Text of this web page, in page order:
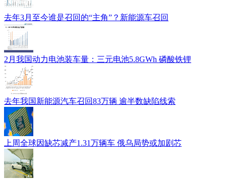
去年3月至今谁是召回的“主角”？新能源车召回
2月我国动力电池装车量：三元电池5.8GWh 磷酸铁锂
去年我国新能源汽车召回83万辆 逾半数缺陷线索
上周全球因缺芯减产1.31万辆车 俄乌局势或加剧芯